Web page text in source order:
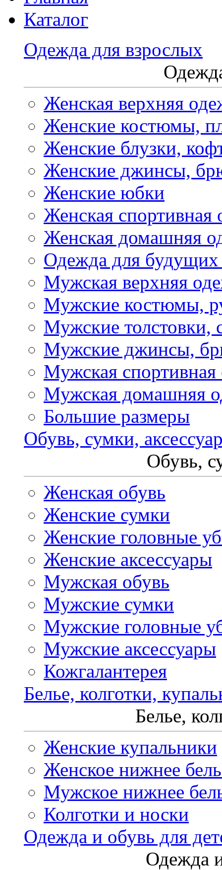
Каталог
Одежда для взрослых
Женская верхняя
Женские костюмы,
Женские блузки,
Женские джинсы,
Женские юбки
Женская спортивная
Женская домашняя
Одежда для
Мужская верхняя
Мужские костюмы,
Мужские толстовки,
Мужские джинсы,
Мужская спортивная
Мужская домашняя
Большие размеры
Обувь, сумки,
Обувь,
Женская обувь
Женские сумки
Женские головные
Женские аксессуары
Мужская обувь
Мужские сумки
Мужские головные
Мужские аксессуары
Кожгалантерея
Белье, колготки,
Белье,
Женские купальники
Женское нижнее
Мужское нижнее
Колготки и носки
Одежда и обувь для
Одежда